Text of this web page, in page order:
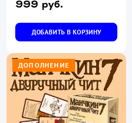
999 руб.
ДОБАВИТЬ В КОРЗИНУ
ДОПОЛНЕНИЕ